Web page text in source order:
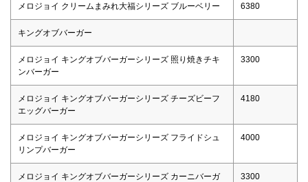
メロジョイ クリームまみれ大福シリーズ ブルーベリー 6380
キングオブバーガー
メロジョイ キングオブバーガーシリーズ 照り焼きチキ
ンバーガー
3300
メロジョイ キングオブバーガーシリーズ チーズビーフ
エッグバーガー
4180
メロジョイ キングオブバーガーシリーズ フライドシュ
リンプバーガー
4000
メロジョイ キングオブバーガーシリーズ カーニバーガ
3300